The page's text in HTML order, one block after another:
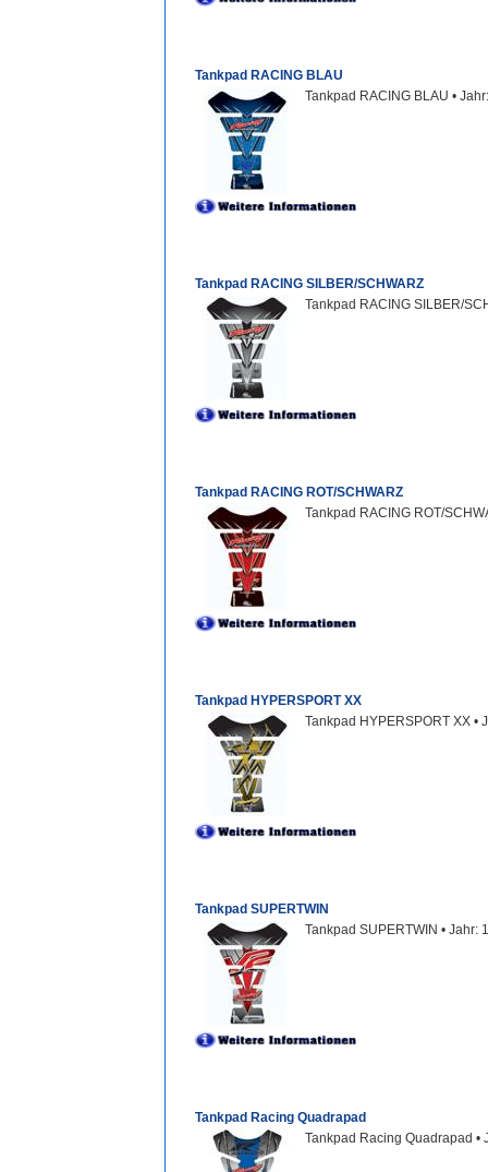
Tankpad RACING BLAU
Tankpad RACING BLAU •
Tankpad RACING SILBER/SCHWARZ
Tankpad RACING SILBER/
Tankpad RACING ROT/SCHWARZ
Tankpad RACING ROT/
Tankpad HYPERSPORT XX
Tankpad HYPERSPORT XX •
Tankpad SUPERTWIN
Tankpad SUPERTWIN • Jahr:
Tankpad Racing Quadrapad
Tankpad Racing Quadrapad •